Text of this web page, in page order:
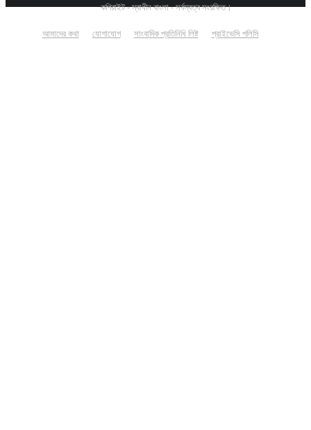
কপিরাইট - স্বাধীন বাংলা - সর্বস্বত্ব সংরক্ষিত।
আমাদের কথা যোগাযোগ সাংবাদিক প্রতিনিধি লিষ্ট প্রাইভেসি পলিসি